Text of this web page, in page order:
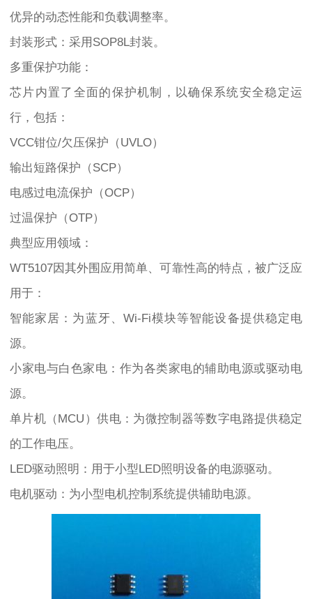
优异的动态性能和负载调整率。
封装形式：采用SOP8L封装。
多重保护功能：
芯片内置了全面的保护机制，以确保系统安全稳定运
行，包括：
VCC钳位/欠压保护（UVLO）
输出短路保护（SCP）
电感过电流保护（OCP）
过温保护（OTP）
典型应用领域：
WT5107因其外围应用简单、可靠性高的特点，被广泛应
用于：
智能家居：为蓝牙、Wi-Fi模块等智能设备提供稳定电
源。
小家电与白色家电：作为各类家电的辅助电源或驱动电
源。
单片机（MCU）供电：为微控制器等数字电路提供稳定
的工作电压。
LED驱动照明：用于小型LED照明设备的电源驱动。
电机驱动：为小型电机控制系统提供辅助电源。